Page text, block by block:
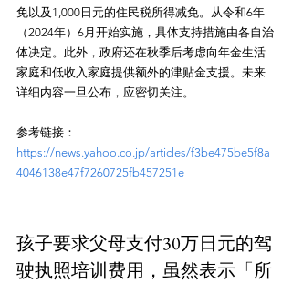
免以及1,000日元的住民税所得减免。从令和6年
（2024年）6月开始实施，具体支持措施由各自治
体决定。此外，政府还在秋季后考虑向年金生活
家庭和低收入家庭提供额外的津贴金支援。未来
参考链接：
https://news.yahoo.co.jp/articles/f3be475be5f8a
4046138e47f7260725fb457251e
孩子要求父母支付30万日元的驾
驶执照培训费用，虽然表示「所